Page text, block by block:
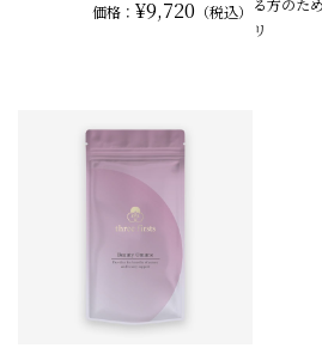
価格：¥9,720 （税込）
リ